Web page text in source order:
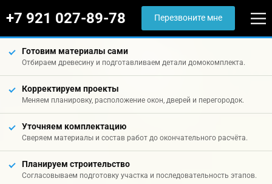
+7 921 027-89-78 Перезвоните мне
Готовим материалы сами
Отбираем древесину и подготавливаем детали домокомплекта.
Корректируем проекты
Меняем планировку, расположение окон, дверей и перегородок.
Уточняем комплектацию
Сверяем материалы и состав работ до окончательного расчёта.
Планируем строительство
Согласовываем подготовку участка и последовательность этапов.